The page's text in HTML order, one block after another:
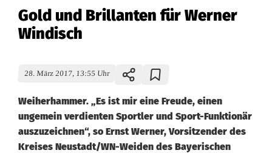
Gold und Brillanten für Werner
Windisch
28. März 2017, 13:55 Uhr
Weiherhammer. „Es ist mir eine Freude, einen
ungemein verdienten Sportler und Sport-Funktionär
auszuzeichnen“, so Ernst Werner, Vorsitzender des
Kreises Neustadt/WN-Weiden des Bayerischen